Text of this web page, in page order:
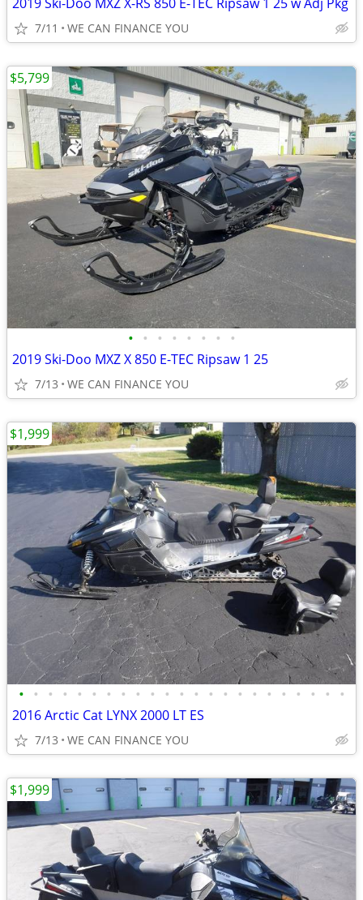
7/11 WE CAN FINANCE YOU
• • • • • • • •
2019 Ski-Doo MXZ X 850 E-TEC Ripsaw 1 25
7/13 WE CAN FINANCE YOU
$5,799
• • • • • • • • • • • • • • • • • • • • • • •
2016 Arctic Cat LYNX 2000 LT ES
7/13 WE CAN FINANCE YOU
$1,999
$1,999